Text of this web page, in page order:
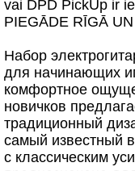
vai DPD PickUp ir
PIEGĀDE RĪGĀ
Набор
для начинающих
комфортное
новичков
традиционный
самый известный
с классическим